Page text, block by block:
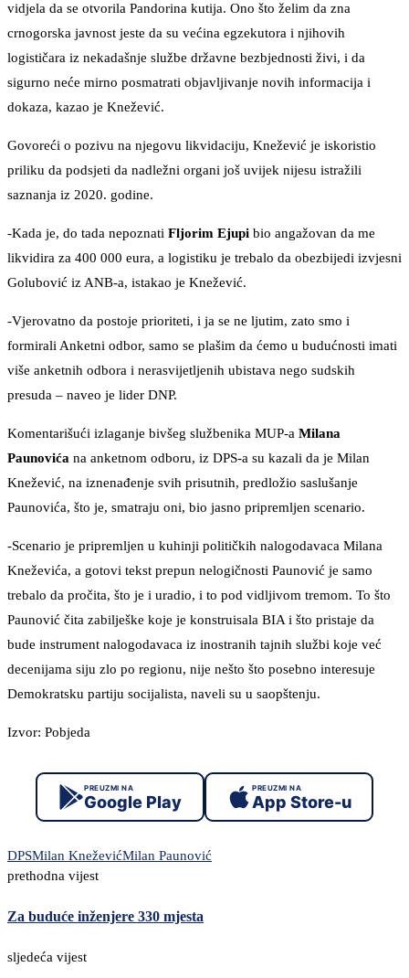
vidjela da se otvorila Pandorina kutija. Ono što želim da zna
crnogorska javnost jeste da su većina egzekutora i njihovih
logističara iz nekadašnje službe državne bezbjednosti živi, i da
sigurno neće mirno posmatrati objavljivanje novih informacija i
dokaza, kazao je Knežević.
Govoreći o pozivu na njegovu likvidaciju, Knežević je iskoristio
priliku da podsjeti da nadležni organi još uvijek nijesu istražili
saznanja iz 2020. godine.
-Kada je, do tada nepoznati Fljorim Ejupi bio angažovan da me
likvidira za 400 000 eura, a logistiku je trebalo da obezbijedi izvjesni
Golubović iz ANB-a, istakao je Knežević.
-Vjerovatno da postoje prioriteti, i ja se ne ljutim, zato smo i
formirali Anketni odbor, samo se plašim da ćemo u budućnosti imati
više anketnih odbora i nerasvijetljenih ubistava nego sudskih
presuda – naveo je lider DNP.
Komentarišući izlaganje bivšeg službenika MUP-a Milana
Paunovića na anketnom odboru, iz DPS-a su kazali da je Milan
Knežević, na iznenađenje svih prisutnih, predložio saslušanje
Paunovića, što je, smatraju oni, bio jasno pripremljen scenario.
-Scenario je pripremljen u kuhinji političkih nalogodavaca Milana
Kneževića, a gotovi tekst prepun nelogičnosti Paunović je samo
trebalo da pročita, što je i uradio, i to pod vidljivom tremom. To što
Paunović čita zabilješke koje je konstruisala BIA i što pristaje da
bude instrument nalogodavaca iz inostranih tajnih službi koje već
decenijama siju zlo po regionu, nije nešto što posebno interesuje
Demokratsku partiju socijalista, naveli su u saopštenju.
Izvor: Pobjeda
PREUZMI NA
Google Play
PREUZMI NA
App Store-u
DPSMilan KneževićMilan Paunović
prethodna vijest
Za buduće inženjere 330 mjesta
sljedeća vijest